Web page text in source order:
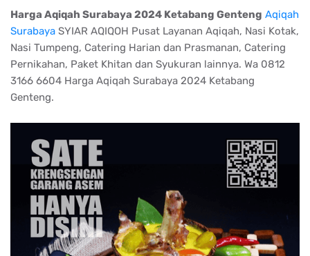
Harga Aqiqah Surabaya 2024 Ketabang Genteng Aqiqah
Surabaya SYIAR AQIQOH Pusat Layanan Aqiqah, Nasi Kotak,
Nasi Tumpeng, Catering Harian dan Prasmanan, Catering
Pernikahan, Paket Khitan dan Syukuran lainnya. Wa 0812
3166 6604 Harga Aqiqah Surabaya 2024 Ketabang
Genteng.